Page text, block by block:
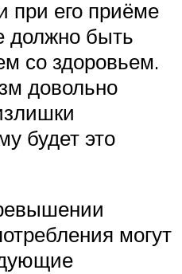
при его приёме
должно быть
со здоровьем.
довольно
будет это
могут